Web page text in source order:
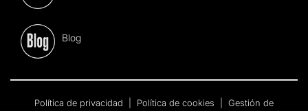
Blog
Política de privacidad Política de cookies Gestión de